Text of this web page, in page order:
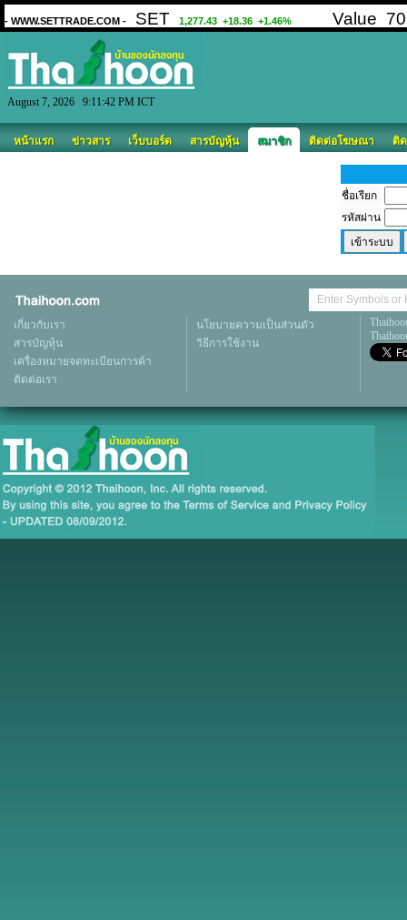
August 7, 2026 9:11:42 PM ICT
หน้าแรก ข่าวสาร เว็บบอร์ด สารบัญหุ้น สมาชิก ติดต่อโฆษณา ติ
ชื่อเรียก
รหัสผ่าน
เกี่ยวกับเรา
สารบัญหุ้น
เครื่องหมายจดทะเบียนการค้า
ติดต่อเรา
นโยบายความเป็นส่วนตัว
วิธีการใช้งาน